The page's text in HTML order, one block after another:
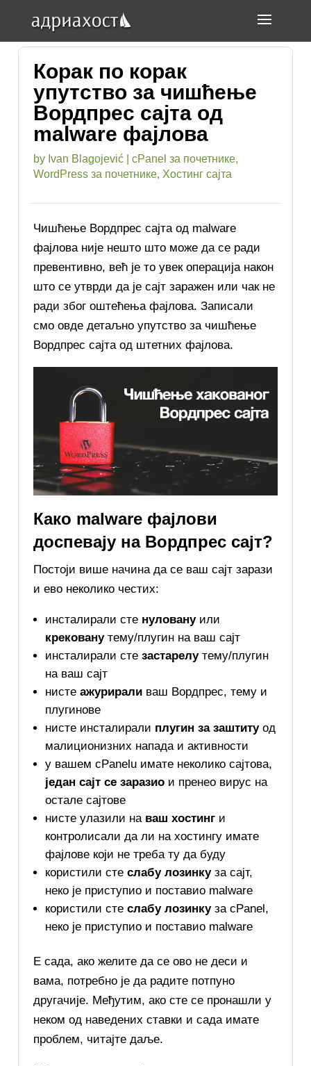
Корак по корак
упутство за чишћење
Вордпрес сајта од
malware фајлова
by Ivan Blagojević |cPanel за почетнике,
WordPress за почетнике, Хостинг сајта
Чишћење Вордпрес сајта од malware
фајлова није нешто што може да се ради
превентивно, већ је то увек операција након
што се утврди да је сајт заражен или чак не
ради због оштећења фајлова. Записали
смо овде детаљно упутство за чишћење
Вордпрес сајта од штетних фајлова.
Како malware фајлови
доспевају на Вордпрес сајт?
Постоји више начина да се ваш сајт зарази
и ево неколико честих:
инсталирали сте нуловануили
крекованутему/плугин на ваш сајт
инсталирали стезастарелутему/плугин
на ваш сајт
нистеажурирали ваш Вордпрес, тему и
плугинове
нисте инсталирали плугин за заштитуод
малиционизних напада и активности
у вашем cPanelu имате неколико сајтова,
један сајт се заразио и пренео вирус на
остале сајтове
нисте улазили на ваш хостинг и
контролисали да ли на хостингу имате
фајлове који не треба ту да буду
користили стеслабу лозинкуза сајт,
неко је приступио и поставио malware
користили стеслабу лозинкуза cPanel,
неко је приступио и поставио malware
Е сада, ако желите да се ово не деси и
вама, потребно је да радите потпуно
другачије. Међутим, ако сте се пронашли у
неком од наведених ставки и сада имате
проблем, читајте даље.